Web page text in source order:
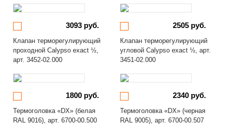
3093 руб.
Клапан терморегулирующий
проходной Calypso exact ½,
арт. 3452-02.000
2505 руб.
Клапан терморегулирующий
угловой Calypso exact ½, арт.
3451-02.000
1800 руб.
Термоголовка «DX» (белая
RAL 9016), арт. 6700-00.500
2340 руб.
Термоголовка «DX» (черная
RAL 9005), арт. 6700-00.507